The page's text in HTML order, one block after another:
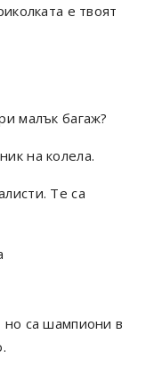
е твоят
малък багаж?
на колела.
Те са
но са шампиони в